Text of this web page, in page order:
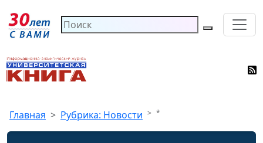
Главная Рубрика: Новости *